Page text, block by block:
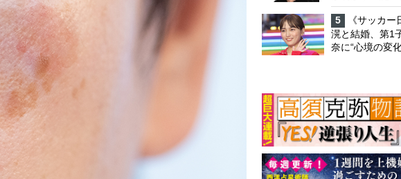
メッセージ
5
《サッカ
滉と結婚、第1
奈に“心境の変
って「がんに